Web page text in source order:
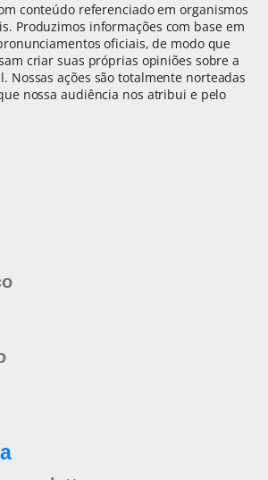
conteúdo referenciado em organismos
Produzimos informações com base em
oficiais, de modo que
criar suas próprias opiniões sobre a
Nossas ações são totalmente norteadas
nossa audiência nos atribui e pelo